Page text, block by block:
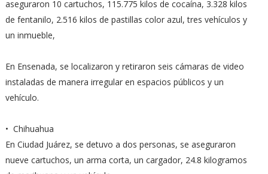
aseguraron 10 cartuchos, 115.775 kilos de cocaína, 3.328 kilos
de fentanilo, 2.516 kilos de pastillas color azul, tres vehículos y
un inmueble,
En Ensenada, se localizaron y retiraron seis cámaras de video
instaladas de manera irregular en espacios públicos y un
vehículo.
• Chihuahua
En Ciudad Juárez, se detuvo a dos personas, se aseguraron
nueve cartuchos, un arma corta, un cargador, 24.8 kilogramos